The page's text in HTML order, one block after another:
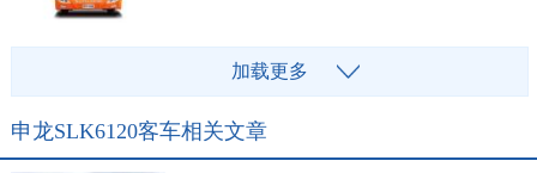
加载更多
申龙SLK6120客车相关文章